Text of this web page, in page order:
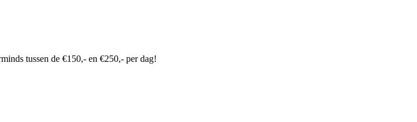
tussen de €150,- en €250,- per dag!